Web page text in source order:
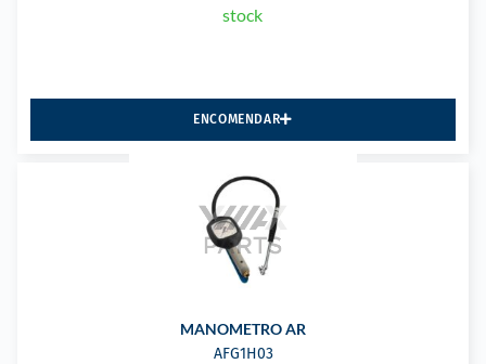
stock
ENCOMENDAR
MANOMETRO AR
AFG1H03